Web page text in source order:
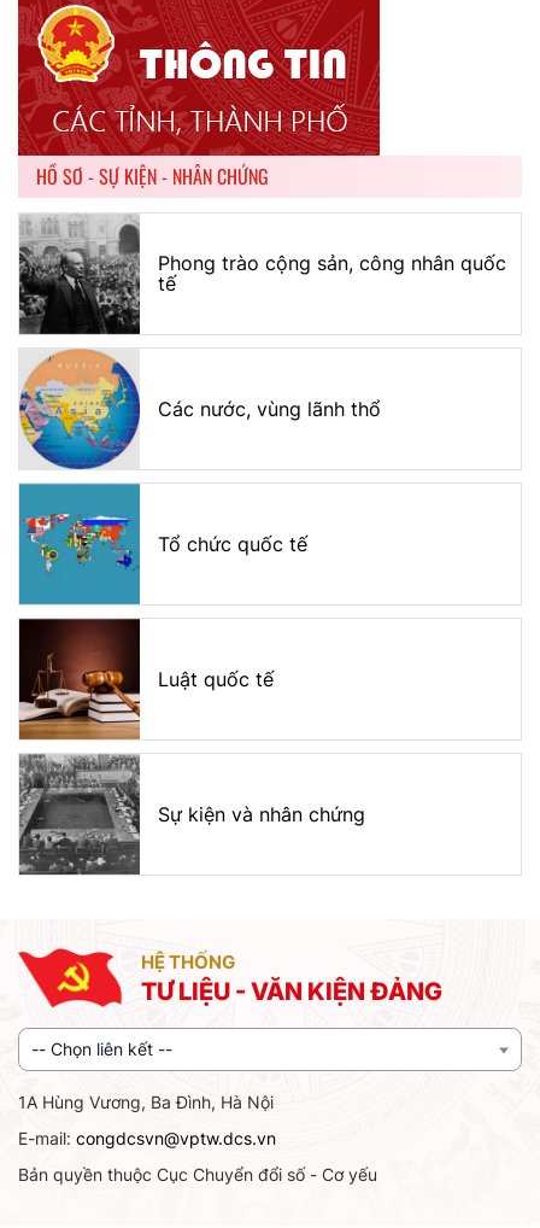
HỒ SƠ - SỰ KIỆN - NHÂN CHỨNG
Phong trào cộng sản, công nhân quốc
tế
Các nước, vùng lãnh thổ
Tổ chức quốc tế
Luật quốc tế
Sự kiện và nhân chứng
HỆ THỐNG
TƯ LIỆU - VĂN KIỆN ĐẢNG
-- Chọn liên kết --
1A Hùng Vương, Ba Đình, Hà Nội
E-mail: congdcsvn@vptw.dcs.vn
Bản quyền thuộc Cục Chuyển đổi số - Cơ yếu